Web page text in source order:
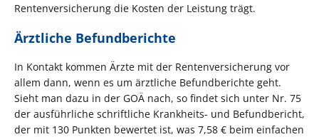
Rentenversicherung die Kosten der Leistung trägt.
Ärztliche Befundberichte
In Kontakt kommen Ärzte mit der Rentenversicherung vor
allem dann, wenn es um ärztliche Befundberichte geht.
Sieht man dazu in der GOÄ nach, so findet sich unter Nr. 75
der ausführliche schriftliche Krankheits- und Befundbericht,
der mit 130 Punkten bewertet ist, was 7,58 € beim einfachen